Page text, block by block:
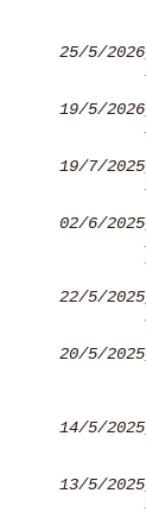
25/5/2026
19/5/2026
19/7/2025
02/6/2025
22/5/2025
20/5/2025
14/5/2025
13/5/2025